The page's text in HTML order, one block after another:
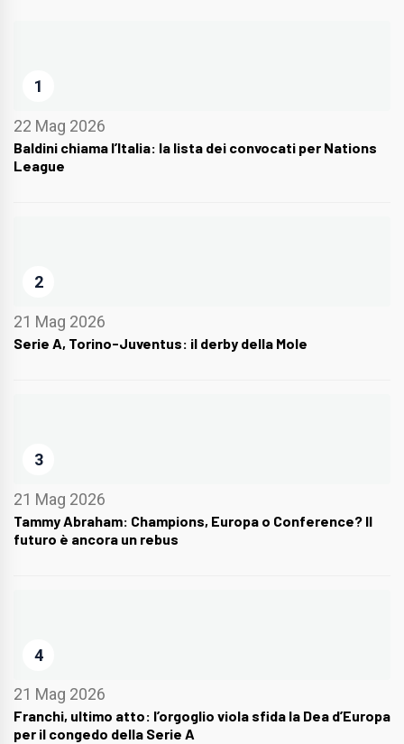
1
22 Mag 2026
Baldini chiama l’Italia: la lista dei convocati per Nations
League
2
21 Mag 2026
Serie A, Torino-Juventus: il derby della Mole
3
21 Mag 2026
Tammy Abraham: Champions, Europa o Conference? Il
futuro è ancora un rebus
4
21 Mag 2026
Franchi, ultimo atto: l’orgoglio viola sfida la Dea d’Europa
per il congedo della Serie A